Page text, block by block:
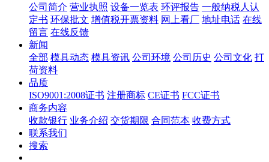
公司简介 营业执照 设备一览表 环评报告 一般纳税人认
定书 环保批文 增值税开票资料 网上看厂 地址电话 在线
留言 在线反馈
新闻
全部 模具动态 模具资讯 公司环境 公司历史 公司文化 打
荷资料
品质
ISO9001:2008证书 注册商标 CE证书 FCC证书
商务内容
收款银行 业务介绍 交货期限 合同范本 收费方式
联系我们
搜索